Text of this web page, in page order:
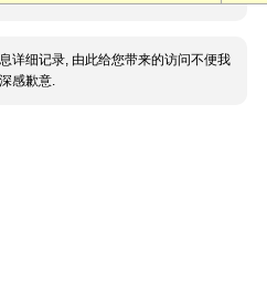
详细记录, 由此给您带来的访问不便我
感歉意.